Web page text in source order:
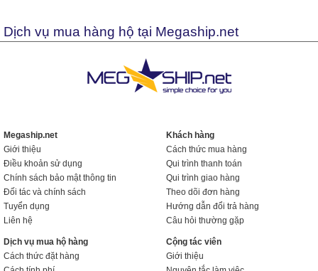
Dịch vụ mua hàng hộ tại Megaship.net
Megaship.net
Giới thiệu
Điều khoản sử dụng
Chính sách bảo mật thông tin
Đối tác và chính sách
Tuyển dụng
Liên hệ
Khách hàng
Cách thức mua hàng
Qui trình thanh toán
Qui trình giao hàng
Theo dõi đơn hàng
Hướng dẫn đổi trả hàng
Câu hỏi thường gặp
Dịch vụ mua hộ hàng
Cách thức đặt hàng
Cộng tác viên
Giới thiệu